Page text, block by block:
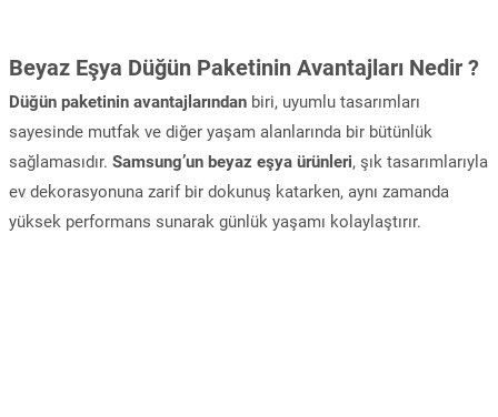
Beyaz Eşya Düğün Paketinin Avantajları Nedir ?
Düğün paketinin avantajlarından biri, uyumlu tasarımları
sayesinde mutfak ve diğer yaşam alanlarında bir bütünlük
sağlamasıdır. Samsung’un beyaz eşya ürünleri, şık tasarımlarıyla
ev dekorasyonuna zarif bir dokunuş katarken, aynı zamanda
yüksek performans sunarak günlük yaşamı kolaylaştırır.